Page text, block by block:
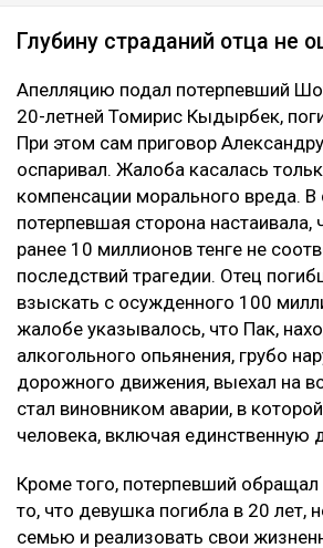
Глубину страданий отца не
Апелляцию подал потерпевший
20-летней Томирис Кыдырбек,
При этом сам приговор
оспаривал. Жалоба касалась
компенсации морального вреда. В
потерпевшая сторона настаивала,
ранее 10 миллионов тенге не
последствий трагедии. Отец
взыскать с осужденного 100
жалобе указывалось, что Пак,
алкогольного опьянения, грубо
дорожного движения, выехал на
стал виновником аварии, в
человека, включая единственную
Кроме того, потерпевший
то, что девушка погибла в 20 лет,
семью и реализовать свои